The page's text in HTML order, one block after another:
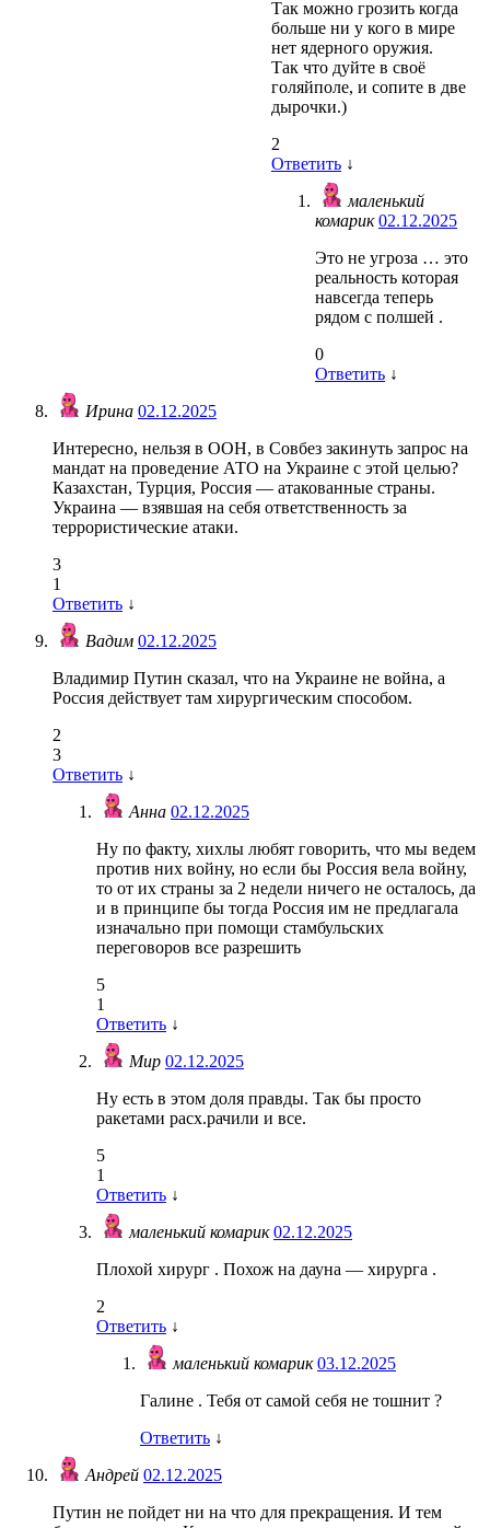
Так можно грозить когда
больше ни у кого в мире
нет ядерного оружия.
Так что дуйте в своё
голяйполе, и сопите в две
дырочки.)
2
Ответить ↓
маленький
комарик02.12.2025
Это не угроза … это
реальность которая
навсегда теперь
рядом с полшей .
0
Ответить ↓
Ирина 02.12.2025
Интересно, нельзя в ООН, в Совбез закинуть запрос на
мандат на проведение АТО на Украине с этой целью?
Казахстан, Турция, Россия — атакованные страны.
Украина — взявшая на себя ответственность за
террористические атаки.
3
1
Ответить ↓
Вадим 02.12.2025
Владимир Путин сказал, что на Украине не война, а
Россия действует там хирургическим способом.
2
3
Ответить ↓
Анна 02.12.2025
Ну по факту, хихлы любят говорить, что мы ведем
против них войну, но если бы Россия вела войну,
то от их страны за 2 недели ничего не осталось, да
и в принципе бы тогда Россия им не предлагала
изначально при помощи стамбульских
переговоров все разрешить
5
1
Ответить ↓
Мир 02.12.2025
Ну есть в этом доля правды. Так бы просто
ракетами расх.рачили и все.
5
1
Ответить ↓
маленький комарик02.12.2025
Плохой хирург . Похож на дауна — хирурга .
2
Ответить ↓
маленький комарик03.12.2025
Галине . Тебя от самой себя не тошнит ?
Ответить ↓
Андрей 02.12.2025
Путин не пойдет ни на что для прекращения. И тем